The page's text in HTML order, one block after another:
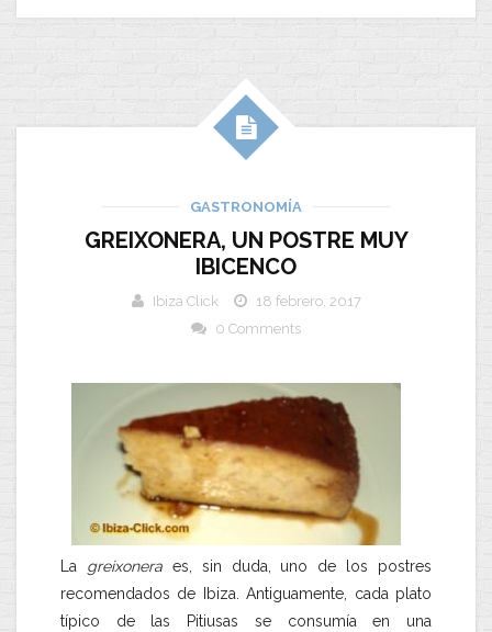
GASTRONOMÍA
GREIXONERA, UN POSTRE MUY
IBICENCO
Ibiza Click
18 febrero, 2017
0 Comments
La greixoneraes, sin duda, uno de los postres
recomendados de Ibiza. Antiguamente, cada plato
típico de las Pitiusas se consumía en una